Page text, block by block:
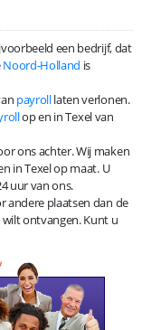
een bedrijf, dat
Noord-Holland is
payrolllaten verlonen.
op en in Texel van
ons achter. Wij maken
in Texel op maat. U
uur van ons.
andere plaatsen dan de
ontvangen. Kunt u